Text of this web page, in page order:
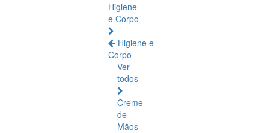
Higiene
e Corpo
Higiene e
Corpo
Ver
todos
Creme
de
Mãos